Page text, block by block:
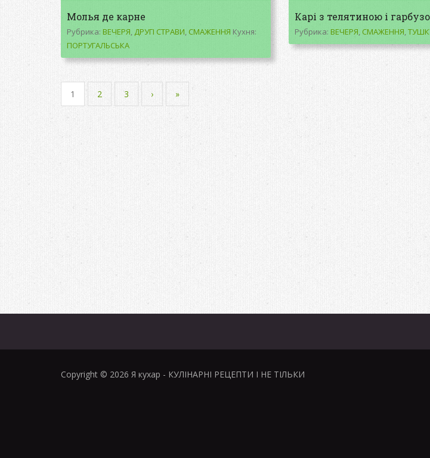
Молья де карне
Рубрика: ВЕЧЕРЯ, ДРУГІ СТРАВИ, СМАЖЕННЯ Кухня:
ПОРТУГАЛЬСЬКА
Карі з телятиною і
Рубрика: ВЕЧЕРЯ, СМАЖЕННЯ,
1 2 3 › »
Copyright © 2026 Я кухар - КУЛІНАРНІ РЕЦЕПТИ І НЕ ТІЛЬКИ